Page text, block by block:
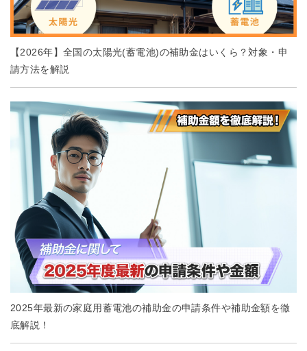
【2026年】全国の太陽光(蓄電池)の補助金はいくら？対象・申
請方法を解説
2025年最新の家庭用蓄電池の補助金の申請条件や補助金額を徹
底解説！